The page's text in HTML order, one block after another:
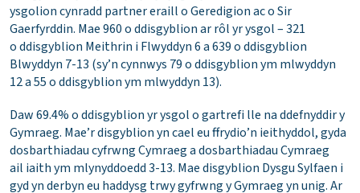
ysgolion cynradd partner eraill o Geredigion ac o Sir
Gaerfyrddin. Mae 960 o ddisgyblion ar rôl yr ysgol – 321
o ddisgyblion Meithrin i Flwyddyn 6 a 639 o ddisgyblion
Blwyddyn 7-13 (sy’n cynnwys 79 o ddisgyblion ym mlwyddyn
12 a 55 o ddisgyblion ym mlwyddyn 13).
Daw 69.4% o ddisgyblion yr ysgol o gartrefi lle na ddefnyddir y
Gymraeg. Mae’r disgyblion yn cael eu ffrydio’n ieithyddol, gyda
dosbarthiadau cyfrwng Cymraeg a dosbarthiadau Cymraeg
ail iaith ym mlynyddoedd 3-13. Mae disgyblion Dysgu Sylfaen i
gyd yn derbyn eu haddysg trwy gyfrwng y Gymraeg yn unig. Ar